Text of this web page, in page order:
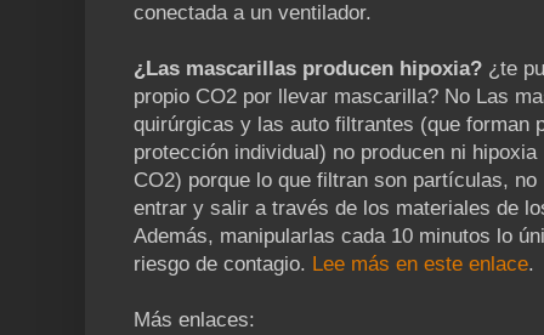
conectada a un ventilador.
¿Las mascarillas producen hipoxia? ¿te
propio CO2 por llevar mascarilla? No Las
quirúrgicas y las auto filtrantes (que forman
protección individual) no producen ni
CO2) porque lo que filtran son partículas,
entrar y salir a través de los materiales de
Además, manipularlas cada 10 minutos lo
riesgo de contagio. Lee más en este enlace.
Más enlaces: